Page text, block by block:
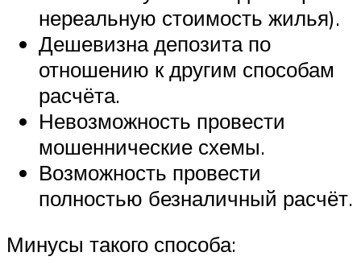
нереальную стоимость жилья).
Дешевизна депозита по
отношению к другим способам
расчёта.
Невозможность провести
мошеннические схемы.
Возможность провести
полностью безналичный расчёт.
Минусы такого способа: